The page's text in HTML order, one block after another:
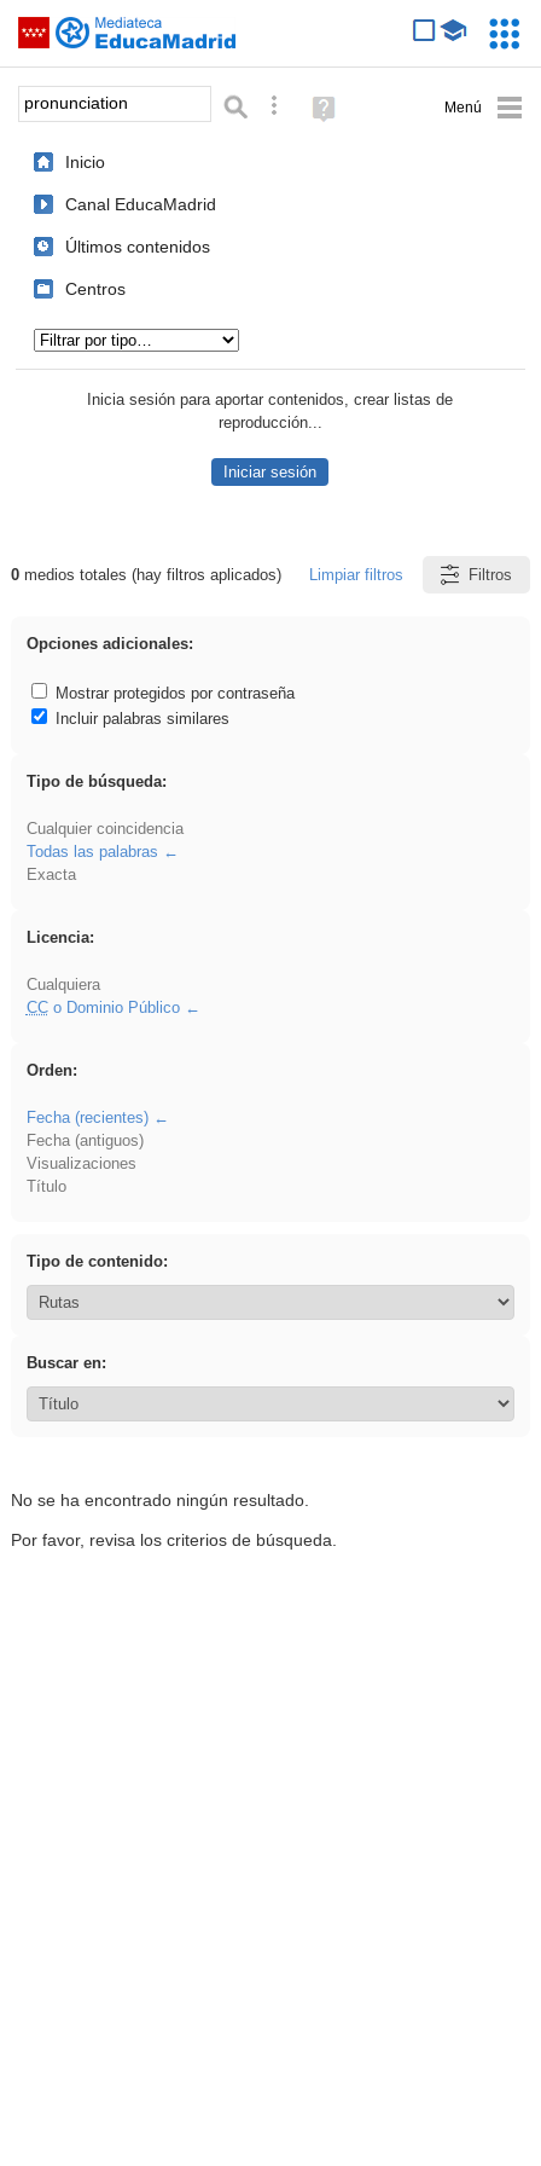
Saltar navegación
Palabra o frase: Búsqueda avanzada
Ayuda
(en
Inicio
Canal EducaMadrid
Últimos contenidos
Centros
Inicia sesión para aportar contenidos, crear listas de
reproducción...
Iniciar sesión
Resultados de: pronunciation
0medios totales (hay filtros aplicados) Limpiar filtros Filtros
Opciones adicionales:
Mostrar protegidos por contraseña
Incluir palabras similares
Tipo de búsqueda:
Cualquier coincidencia
Todas las palabras
Exacta
Licencia:
Cualquiera
CCo Dominio Público
Orden:
Fecha (recientes)
Fecha (antiguos)
Visualizaciones
Título
Tipo de contenido:
Buscar en:
No se ha encontrado ningún resultado.
Por favor, revisa los criterios de búsqueda.